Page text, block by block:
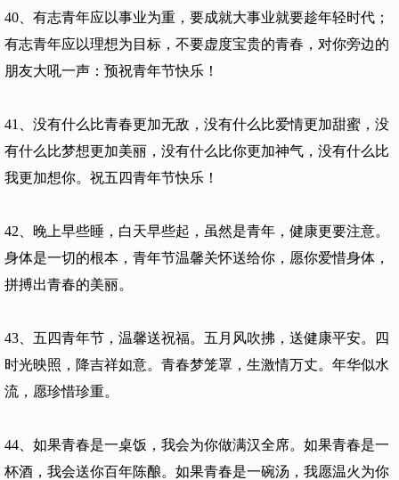
40、有志青年应以事业为重，要成就大事业就要趁年轻时代；
有志青年应以理想为目标，不要虚度宝贵的青春，对你旁边的
朋友大吼一声：预祝青年节快乐！
41、没有什么比青春更加无敌，没有什么比爱情更加甜蜜，没
有什么比梦想更加美丽，没有什么比你更加神气，没有什么比
我更加想你。祝五四青年节快乐！
42、晚上早些睡，白天早些起，虽然是青年，健康更要注意。
身体是一切的根本，青年节温馨关怀送给你，愿你爱惜身体，
拼搏出青春的美丽。
43、五四青年节，温馨送祝福。五月风吹拂，送健康平安。四
时光映照，降吉祥如意。青春梦笼罩，生激情万丈。年华似水
流，愿珍惜珍重。
44、如果青春是一桌饭，我会为你做满汉全席。如果青春是一
杯酒，我会送你百年陈酿。如果青春是一碗汤，我愿温火为你